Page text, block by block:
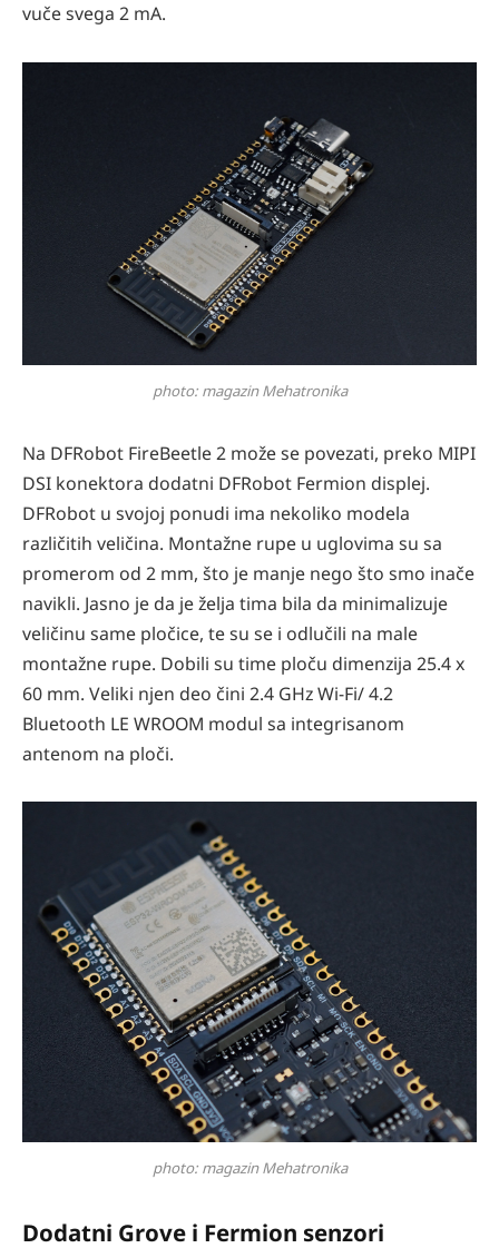
vuče svega 2 mA.
photo: magazin Mehatronika
Na DFRobot FireBeetle 2 može se povezati, preko MIPI
DSI konektora dodatni DFRobot Fermion displej.
DFRobot u svojoj ponudi ima nekoliko modela
različitih veličina. Montažne rupe u uglovima su sa
promerom od 2 mm, što je manje nego što smo inače
navikli. Jasno je da je želja tima bila da minimalizuje
veličinu same pločice, te su se i odlučili na male
montažne rupe. Dobili su time ploču dimenzija 25.4 x
60 mm. Veliki njen deo čini 2.4 GHz Wi-Fi/ 4.2
Bluetooth LE WROOM modul sa integrisanom
antenom na ploči.
photo: magazin Mehatronika
Dodatni Grove i Fermion senzori